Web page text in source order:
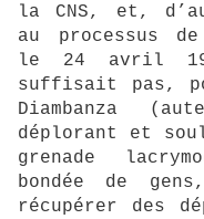
la CNS, et,
au processus
le 24 avril
suffisait pas,
Diambanza
déplorant et
grenade
bondée de
récupérer des